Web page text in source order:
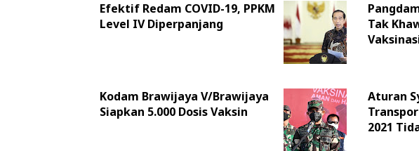
Efektif Redam COVID-19, PPKM
Level IV Diperpanjang
Tak
Kodam Brawijaya V/Brawijaya
Siapkan 5.000 Dosis Vaksin
Aturan
2021